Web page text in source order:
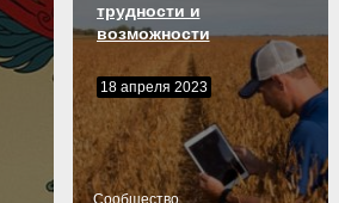
трудности и
возможности
18 апреля 2023
Cообщество